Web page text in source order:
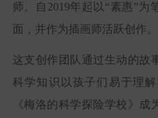
师。自2019年起以“素惠”为
面，并作为插画师活跃创作。
这支创作团队通过生动的故
科学知识以孩子们易于理
《梅洛的科学探险学校》